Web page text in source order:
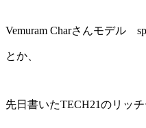
Vemuram Charさんモデル
とか、
先日書いたTECH21のリッ